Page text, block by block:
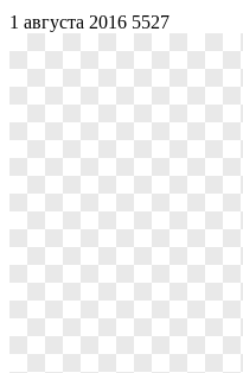
1 августа 2016 5527